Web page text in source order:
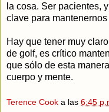
la cosa. Ser pacientes,
clave para
Hay que tener muy
de golf, es crítico
que sólo de esta
cuerpo y mente.
Terence Cook a las 6:45